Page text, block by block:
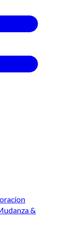
&